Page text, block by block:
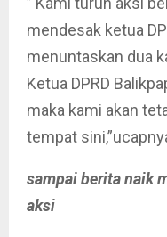
mendesak ketua
menuntaskan dua
Ketua DPRD
maka kami akan
tempat
sampai berita naik
aksi